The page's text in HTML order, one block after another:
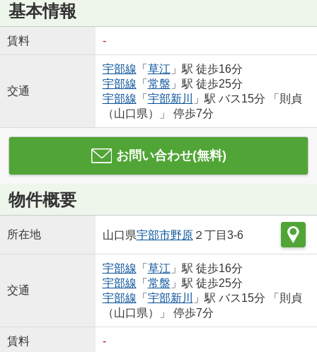
基本情報
賃料 -
交通
宇部線 「 草江 」駅 徒歩16分
宇部線 「 常盤 」駅 徒歩25分
宇部線 「 宇部新川
」駅 バス15分 「則貞
（山口県）」 停歩7分
お問い合わせ(無料)
物件概要
所在地 山口県宇部市野原２丁目3-6
交通
宇部線 「 草江 」駅 徒歩16分
宇部線 「 常盤 」駅 徒歩25分
宇部線 「 宇部新川
」駅 バス15分 「則貞
（山口県）」 停歩7分
賃料 -